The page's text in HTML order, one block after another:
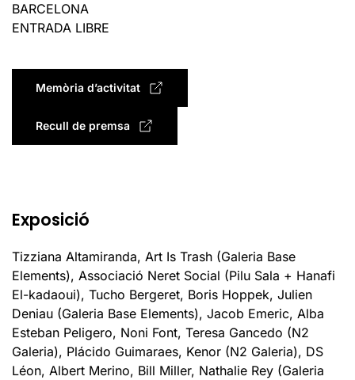
BARCELONA
ENTRADA LIBRE
Memòria d’activitat
Recull de premsa
Exposició
Tizziana Altamiranda, Art Is Trash (Galeria Base
Elements), Associació Neret Social (Pilu Sala + Hanafi
El-kadaoui), Tucho Bergeret, Boris Hoppek, Julien
Deniau (Galeria Base Elements), Jacob Emeric, Alba
Esteban Peligero, Noni Font, Teresa Gancedo (N2
Galeria), Plácido Guimaraes, Kenor (N2 Galeria), DS
Léon, Albert Merino, Bill Miller, Nathalie Rey (Galeria